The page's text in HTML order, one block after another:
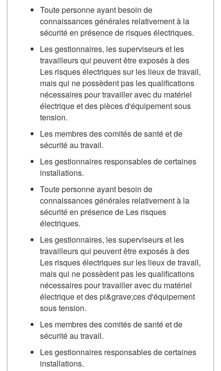
Toute personne ayant besoin de
connaissances générales relativement à la
sécurité en présence de risques électriques.
Les gestionnaires, les superviseurs et les
travailleurs qui peuvent être exposés à des
Les risques électriques sur les lieux de travail,
mais qui ne possèdent pas les qualifications
nécessaires pour travailler avec du matériel
électrique et des pièces d'équipement sous
tension.
Les membres des comités de santé et de
sécurité au travail.
Les gestionnaires responsables de certaines
installations.
Toute personne ayant besoin de
connaissances générales relativement à la
sécurité en présence de Les risques
électriques.
Les gestionnaires, les superviseurs et les
travailleurs qui peuvent être exposés à des
Les risques électriques sur les lieux de travail,
mais qui ne possèdent pas les qualifications
nécessaires pour travailler avec du matériel
électrique et des pi&grave;ces d'équipement
sous tension.
Les membres des comités de santé et de
sécurité au travail.
Les gestionnaires responsables de certaines
installations.